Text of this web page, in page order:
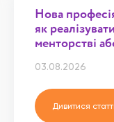
Нова
як
менторстві
03.08.2026
Дивитися